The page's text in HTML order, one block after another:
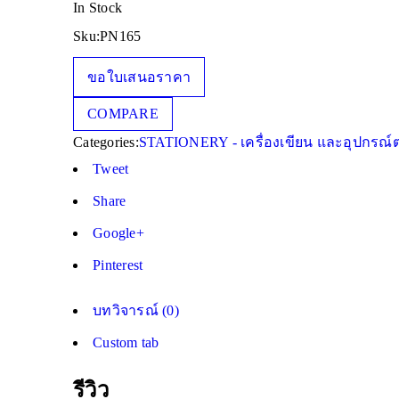
In Stock
Sku:PN165
ขอใบเสนอราคา
COMPARE
Categories:STATIONERY - เครื่องเขียน และอุปกรณ์
Tweet
Share
Google+
Pinterest
บทวิจารณ์ (0)
Custom tab
รีวิว